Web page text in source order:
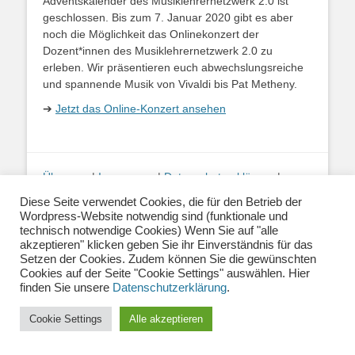
geschlossen. Bis zum 7. Januar 2020 gibt es aber
noch die Möglichkeit das Onlinekonzert der
Dozent*innen des Musiklehrernetzwerk 2.0 zu
erleben. Wir präsentieren euch abwechslungsreiche
und spannende Musik von Vivaldi bis Pat Metheny.
➔ Jetzt das Online-Konzert ansehen
Über uns | Impressum | Datenschutzerklärung
|
info@musiklehrernetzwerk.de
Social Media:Mastodon|Instagram|Facebook
Fotos auf dieser Website siehe Impressum
Copyright © 2026Musiklehrernetzwerk 2.0 . Alle Rechte vorbehalten.
Diese Seite verwendet Cookies, die für den Betrieb der
Wordpress-Website notwendig sind (funktionale und
technisch notwendige Cookies) Wenn Sie auf "alle
akzeptieren" klicken geben Sie ihr Einverständnis für das
Setzen der Cookies. Zudem können Sie die gewünschten
Cookies auf der Seite "Cookie Settings" auswählen. Hier
finden Sie unsere Datenschutzerklärung.
Cookie Settings Alle akzeptieren